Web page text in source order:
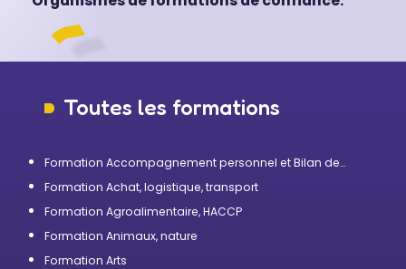
Toutes les formations
Formation Accompagnement personnel et Bilan de
Formation Achat, logistique, transport
Formation Agroalimentaire, HACCP
Formation Animaux, nature
Formation Arts